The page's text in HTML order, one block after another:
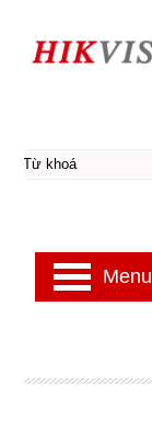
Menu